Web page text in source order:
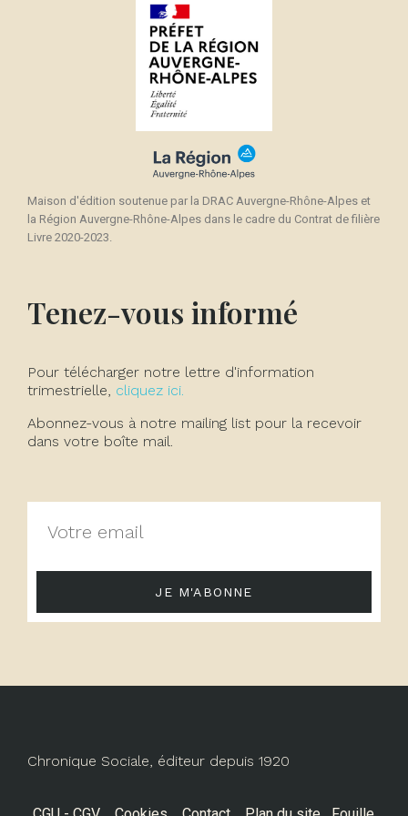
Maison d'édition soutenue par la DRAC Auvergne-Rhône-Alpes et
la Région Auvergne-Rhône-Alpes dans le cadre du Contrat de filière
Livre 2020-2023.
Tenez-vous informé
Pour télécharger notre lettre d'information
trimestrielle, cliquez ici.
Abonnez-vous à notre mailing list pour la recevoir
dans votre boîte mail.
JE M'ABONNE
Chronique Sociale, éditeur depuis 1920